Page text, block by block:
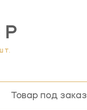
Р
Товар под заказ